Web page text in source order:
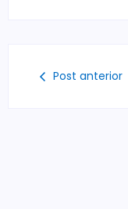
Post anterior